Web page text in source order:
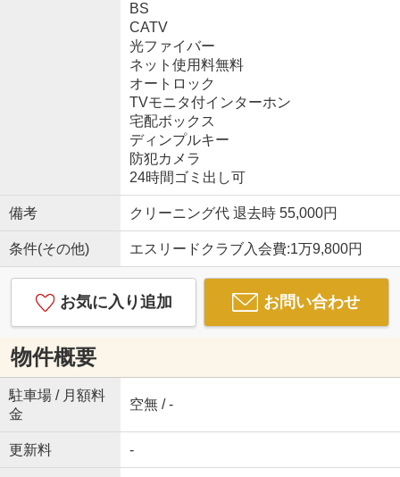
BS
CATV
光ファイバー
ネット使用料無料
オートロック
TVモニタ付インターホン
宅配ボックス
ディンプルキー
防犯カメラ
24時間ゴミ出し可
備考 クリーニング代 退去時 55,000円
条件(その他) エスリードクラブ入会費:1万9,800円
お気に入り追加 お問い合わせ
物件概要
駐車場 / 月額料
金
空無 / -
更新料 -